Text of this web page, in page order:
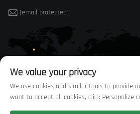
[email protected]
We value your privacy
We use cookies and similar tools to provide
want to accept all cookies, click Personalize